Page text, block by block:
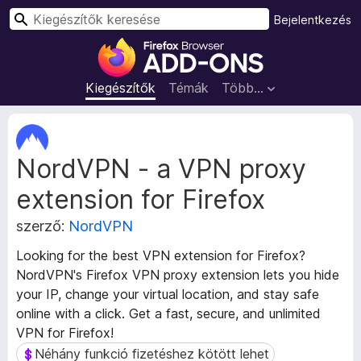
F
r
e
x
b
ö
é
s
z
ő
i
Kiegészítők Témák Több…
Bejelentkezés
K
NordVPN - a VPN proxy
extension for Firefox
szerző: NordVPN
Looking for the best VPN extension for Firefox?
NordVPN's Firefox VPN proxy extension lets you hide
your IP, change your virtual location, and stay safe
online with a click. Get a fast, secure, and unlimited
VPN for Firefox!
Néhány funkció fizetéshez kötött lehet
Néhány funkció fizetéshez kötött lehet
K
i
e
g
é
s
z
í
t
ő
m
e
t
a